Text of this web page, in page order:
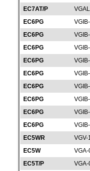
EC7AT/P
EC6PG
EC6PG
EC6PG
EC6PG
EC6PG
EC6PG
EC6PG
EC6PG
EC6PG
EC5WR
VGV-
EC5W
EC5T/P